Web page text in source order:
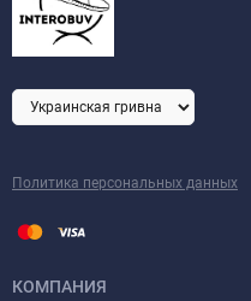
Политика персональных данных
КОМПАНИЯ